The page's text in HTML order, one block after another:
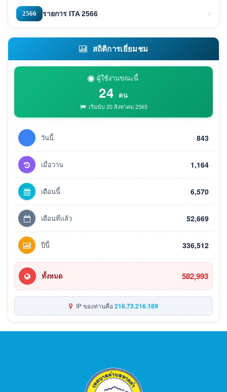
2566 รายการ ITA 2566
สถิติการเยี่ยมชม
ผู้ใช้งานขณะนี้
24 คน
เริ่มนับ 20 สิงหาคม 2565
วันนี้ 843
เมื่อวาน 1,164
เดือนนี้ 6,570
เดือนที่แล้ว 52,669
ปีนี้ 336,512
ทั้งหมด 582,993
IP ของท่านคือ216.73.216.189